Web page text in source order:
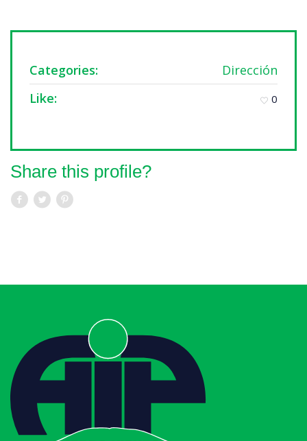
Categories:
Dirección
Like:
0
Share this profile?